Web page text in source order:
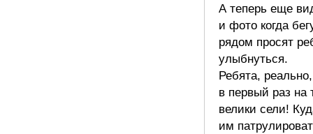
А теперь еще
и фото когда
рядом просят
улыбнуться.
Ребята, реально,
в первый раз на
велики сели!
им